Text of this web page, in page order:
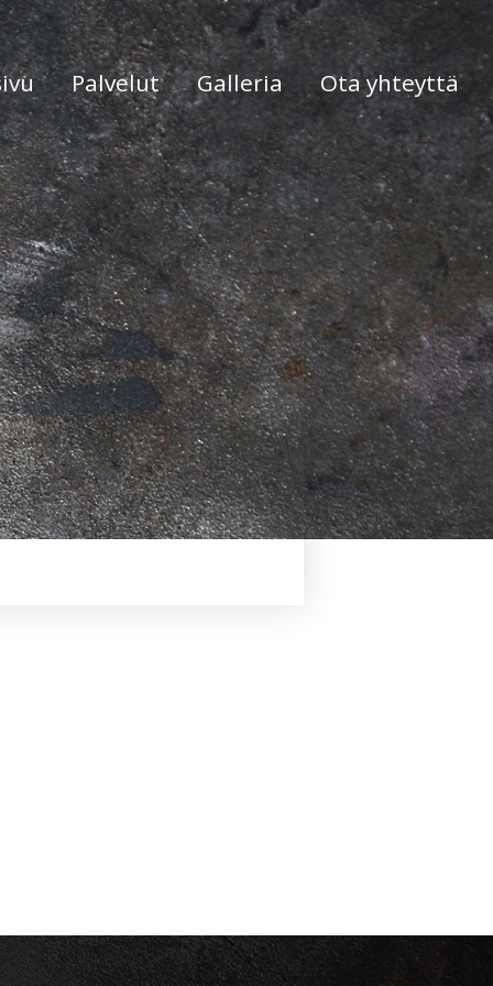
Palvelut Galleria Ota yhteyttä